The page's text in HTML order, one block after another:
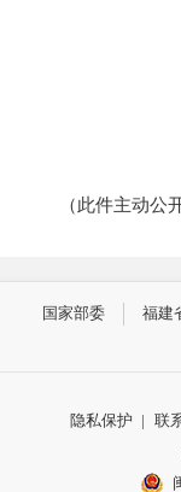
（此件主动公开
国家部委 福建
隐私保护 | 联